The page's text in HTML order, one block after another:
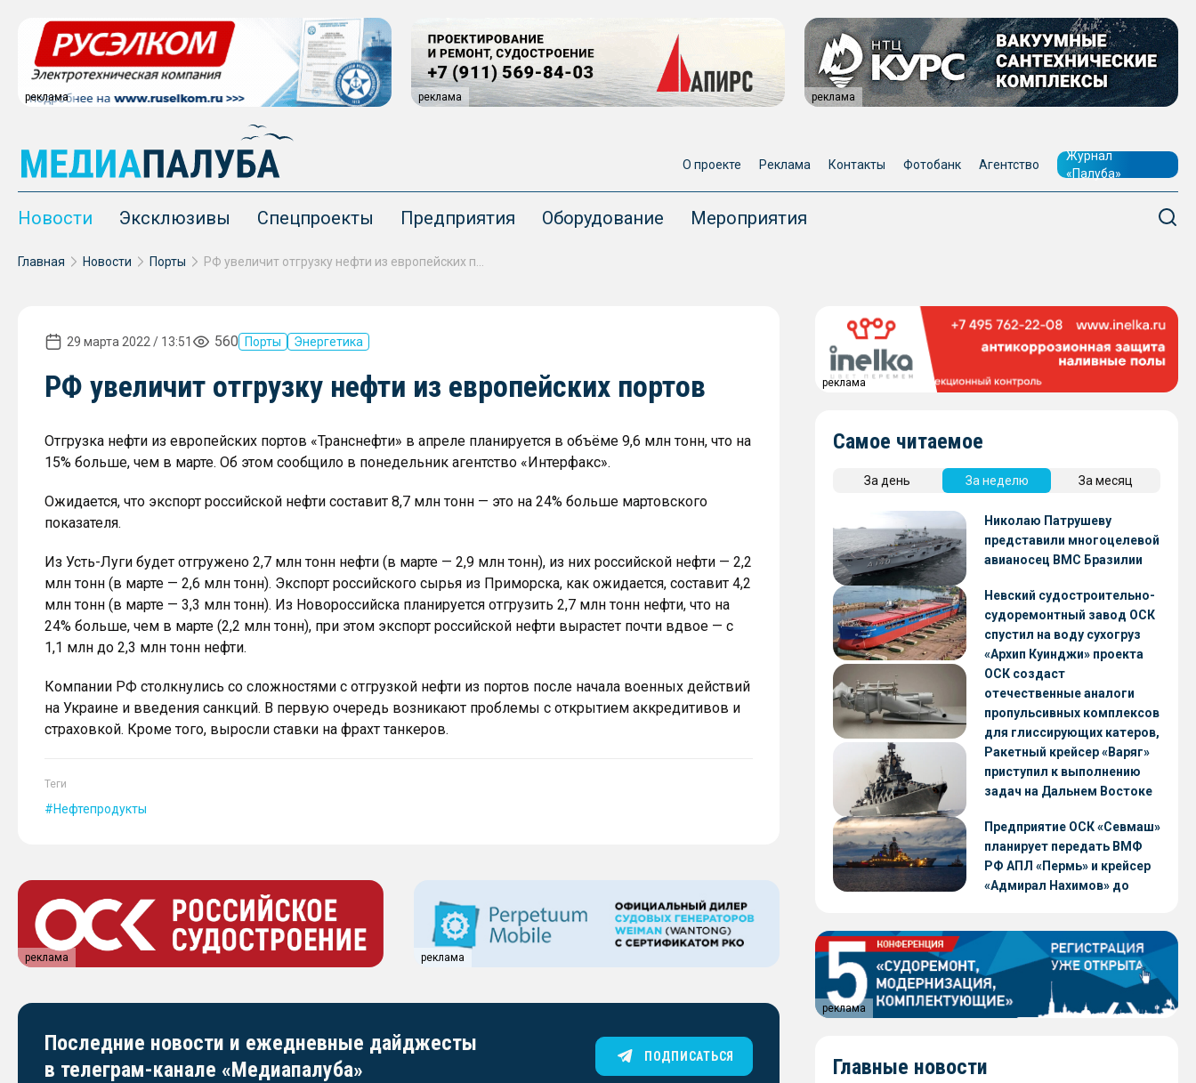
реклама реклама реклама
О проекте Реклама Контакты Фотобанк Агентство
Журнал
«Палуба»
Новости Эксклюзивы Спецпроекты Предприятия Оборудование Мероприятия
Главная Новости Порты
29 марта 2022 / 13:51 560 Порты Энергетика
РФ увеличит отгрузку нефти из европейских портов
Отгрузка нефти из европейских портов «Транснефти» в апреле планируется в объёме 9,6 млн тонн, что на
15% больше, чем в марте. Об этом сообщило в понедельник агентство «Интерфакс».
Ожидается, что экспорт российской нефти составит 8,7 млн тонн — это на 24% больше мартовского
показателя.
Из Усть-Луги будет отгружено 2,7 млн тонн нефти (в марте — 2,9 млн тонн), из них российской нефти — 2,2
млн тонн (в марте — 2,6 млн тонн). Экспорт российского сырья из Приморска, как ожидается, составит 4,2
млн тонн (в марте — 3,3 млн тонн). Из Новороссийска планируется отгрузить 2,7 млн тонн нефти, что на
24% больше, чем в марте (2,2 млн тонн), при этом экспорт российской нефти вырастет почти вдвое — с
1,1 млн до 2,3 млн тонн нефти.
Компании РФ столкнулись со сложностями с отгрузкой нефти из портов после начала военных действий
на Украине и введения санкций. В первую очередь возникают проблемы с открытием аккредитивов и
страховкой. Кроме того, выросли ставки на фрахт танкеров.
Теги
Нефтепродукты
реклама реклама
Последние новости и ежедневные дайджесты
в телеграм-канале «Медиапалуба»
ПОДПИСАТЬСЯ
реклама
Самое читаемое
За день За неделю За месяц
Николаю Патрушеву
представили многоцелевой
авианосец ВМС Бразилии
Невский судостроительно-
судоремонтный завод ОСК
спустил на воду сухогруз
«Архип Куинджи» проекта
RSD59
ОСК создаст
отечественные аналоги
пропульсивных комплексов
для глиссирующих катеров,
скоростных судов и судов с
малой осадкой
Ракетный крейсер «Варяг»
приступил к выполнению
задач на Дальнем Востоке
Предприятие ОСК «Севмаш»
планирует передать ВМФ
РФ АПЛ «Пермь» и крейсер
«Адмирал Нахимов» до
реклама
Главные новости